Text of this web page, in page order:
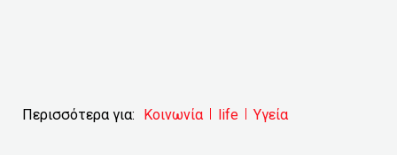
Περισσότερα για: Κοινωνία life Υγεία